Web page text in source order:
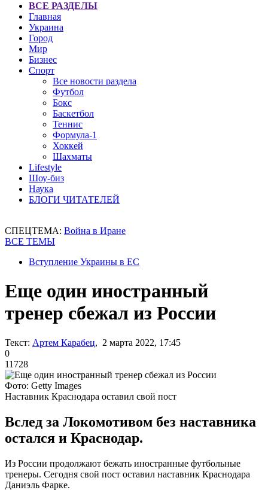
ВСЕ РАЗДЕЛЫ
Главная
Украина
Город
Мир
Бизнес
Спорт
Все новости раздела
Футбол
Бокс
Баскетбол
Теннис
Формула-1
Хоккей
Шахматы
Lifestyle
Шоу-биз
Наука
БЛОГИ ЧИТАТЕЛЕЙ
СПЕЦТЕМА: Война в Иране
ВСЕ ТЕМЫ
Вступление Украины в ЕС
Еще один иностранный
тренер сбежал из России
Текст: Артем Карабец, 2 марта 2022, 17:45
0
11728
Фото: Getty Images
Наставник Краснодара оставил свой пост
Вслед за Локомотивом без наставника
остался и Краснодар.
Из России продолжают бежать иностранные футбольные
тренеры. Сегодня свой пост оставил наставник Краснодара
Даниэль Фарке.